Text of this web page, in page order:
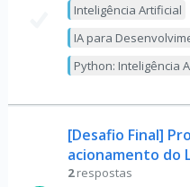
Inteligência Artificial
IA para
Python: Inteligência
[Desafio Final]
acionamento do
2 respostas